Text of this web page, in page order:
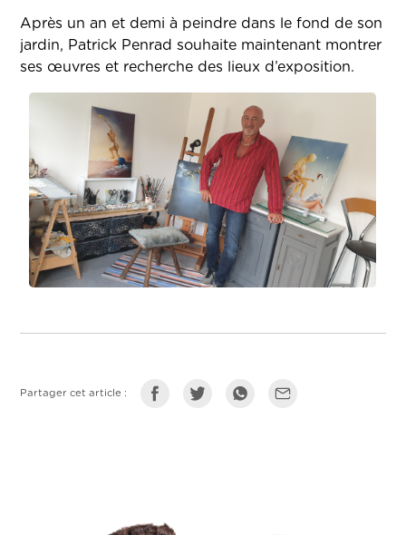
Après un an et demi à peindre dans le fond de son
jardin, Patrick Penrad souhaite maintenant montrer
ses œuvres et recherche des lieux d’exposition.
Partager cet article :